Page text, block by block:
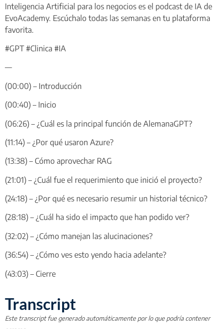
Inteligencia Artificial para los negocios es el podcast de IA de
EvoAcademy. Escúchalo todas las semanas en tu plataforma
favorita.
#GPT #Clinica #IA
—
(00:00) – Introducción
(00:40) – Inicio
(06:26) – ¿Cuál es la principal función de AlemanaGPT?
(11:14) – ¿Por qué usaron Azure?
(13:38) – Cómo aprovechar RAG
(21:01) – ¿Cuál fue el requerimiento que inició el proyecto?
(24:18) – ¿Por qué es necesario resumir un historial técnico?
(28:18) – ¿Cuál ha sido el impacto que han podido ver?
(32:02) – ¿Cómo manejan las alucinaciones?
(36:54) – ¿Cómo ves esto yendo hacia adelante?
(43:03) – Cierre
Transcript
Este transcript fue generado automáticamente por lo que podría contener